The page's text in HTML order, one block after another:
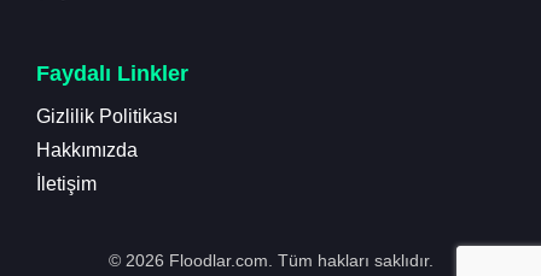
Faydalı Linkler
Gizlilik Politikası
Hakkımızda
İletişim
© 2026 Floodlar.com. Tüm hakları saklıdır.